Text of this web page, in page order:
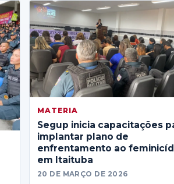
MATERIA
Segup inicia capacitações
implantar plano de
enfrentamento ao
em Itaituba
20 DE MARÇO DE 2026